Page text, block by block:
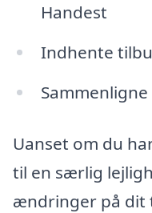
Handest
Indhente
Uanset om du
til en særlig
ændringer på dit